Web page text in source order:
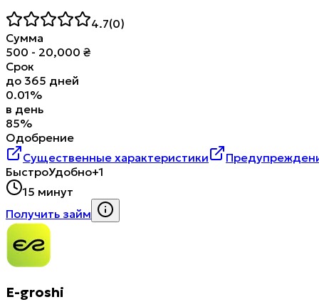
4.7(0)
Сумма
500 - 20,000 ₴
Срок
до 365 дней
0.01%
в день
85%
Одобрение
Существенные характеристики
БыстроУдобно+1
15 минут
Получить займ
E-groshi